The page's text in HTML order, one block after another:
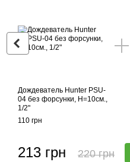
Дождеватель Hunter PSU-
04 без форсунки, Н=10см.,
1/2"
110 грн
213 грн 220 грн